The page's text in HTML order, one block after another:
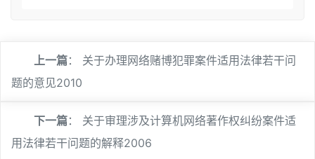
上一篇： 关于办理网络赌博犯罪案件适用法律若干问
题的意见2010
下一篇： 关于审理涉及计算机网络著作权纠纷案件适
用法律若干问题的解释2006